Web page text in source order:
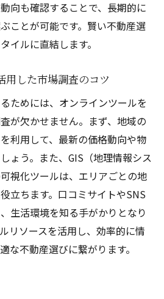
向も確認することで、長期的に
ことが可能です。賢い不動産選
イルに直結します。
用した市場調査のコツ
ためには、オンラインツールを
が欠かせません。まず、地域の
利用して、最新の価格動向や物
ょう。また、GIS（地理情報シス
視化ツールは、エリアごとの地
立ちます。口コミサイトやSNS
生活環境を知る手がかりとなり
リソースを活用し、効率的に情
な不動産選びに繋がります。